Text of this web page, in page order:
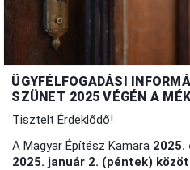
ÜGYFÉLFOGADÁSI
SZÜNET 2025 VÉGÉN A
Tisztelt Érdeklődő!
A Magyar Építész Kamara 2025.
2025. január 2. (péntek)